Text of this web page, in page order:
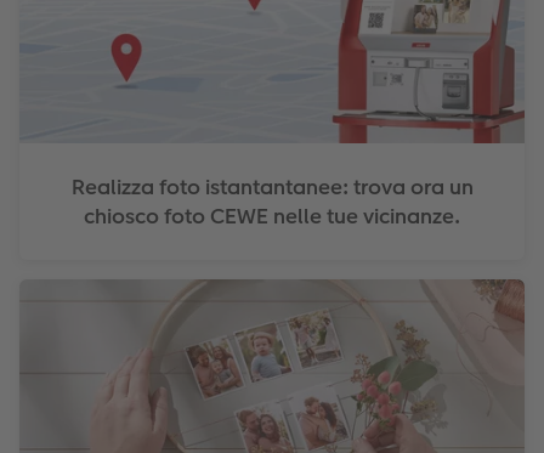
Realizza foto istantantanee: trova ora un
chiosco foto CEWE nelle tue vicinanze.